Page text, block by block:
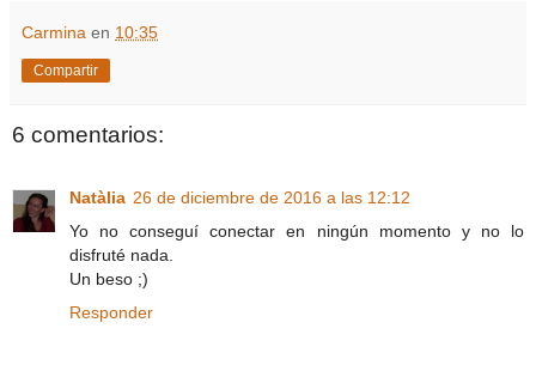
Carmina en 10:35
Compartir
6 comentarios:
Natàlia 26 de diciembre de 2016 a las 12:12
Yo no conseguí conectar en ningún momento y no lo
disfruté nada.
Un beso ;)
Responder